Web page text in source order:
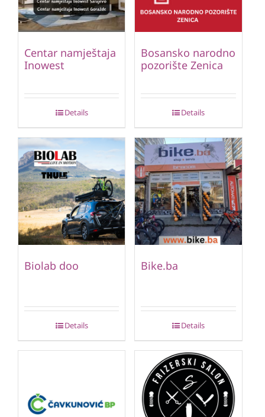
Centar namještaja
Inowest
Details
Bosansko narodno
pozorište Zenica
Details
Biolab doo
Details
Bike.ba
Details